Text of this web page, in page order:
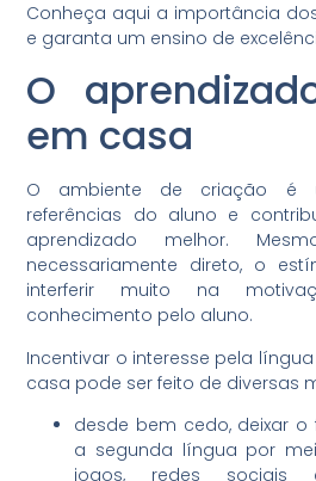
Conheça aqui a importância
e garanta um ensino de
O
em casa
O ambiente de criação é
referências do aluno e
aprendizado melhor.
necessariamente direto, o
interferir muito na
conhecimento pelo aluno.
Incentivar o interesse pela
casa pode ser feito de diversas
desde bem cedo, deixar
a segunda língua por
jogos, redes sociais